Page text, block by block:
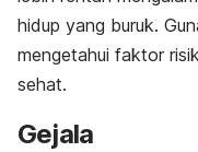
hidup yang buruk.
mengetahui faktor
sehat.
Gejala